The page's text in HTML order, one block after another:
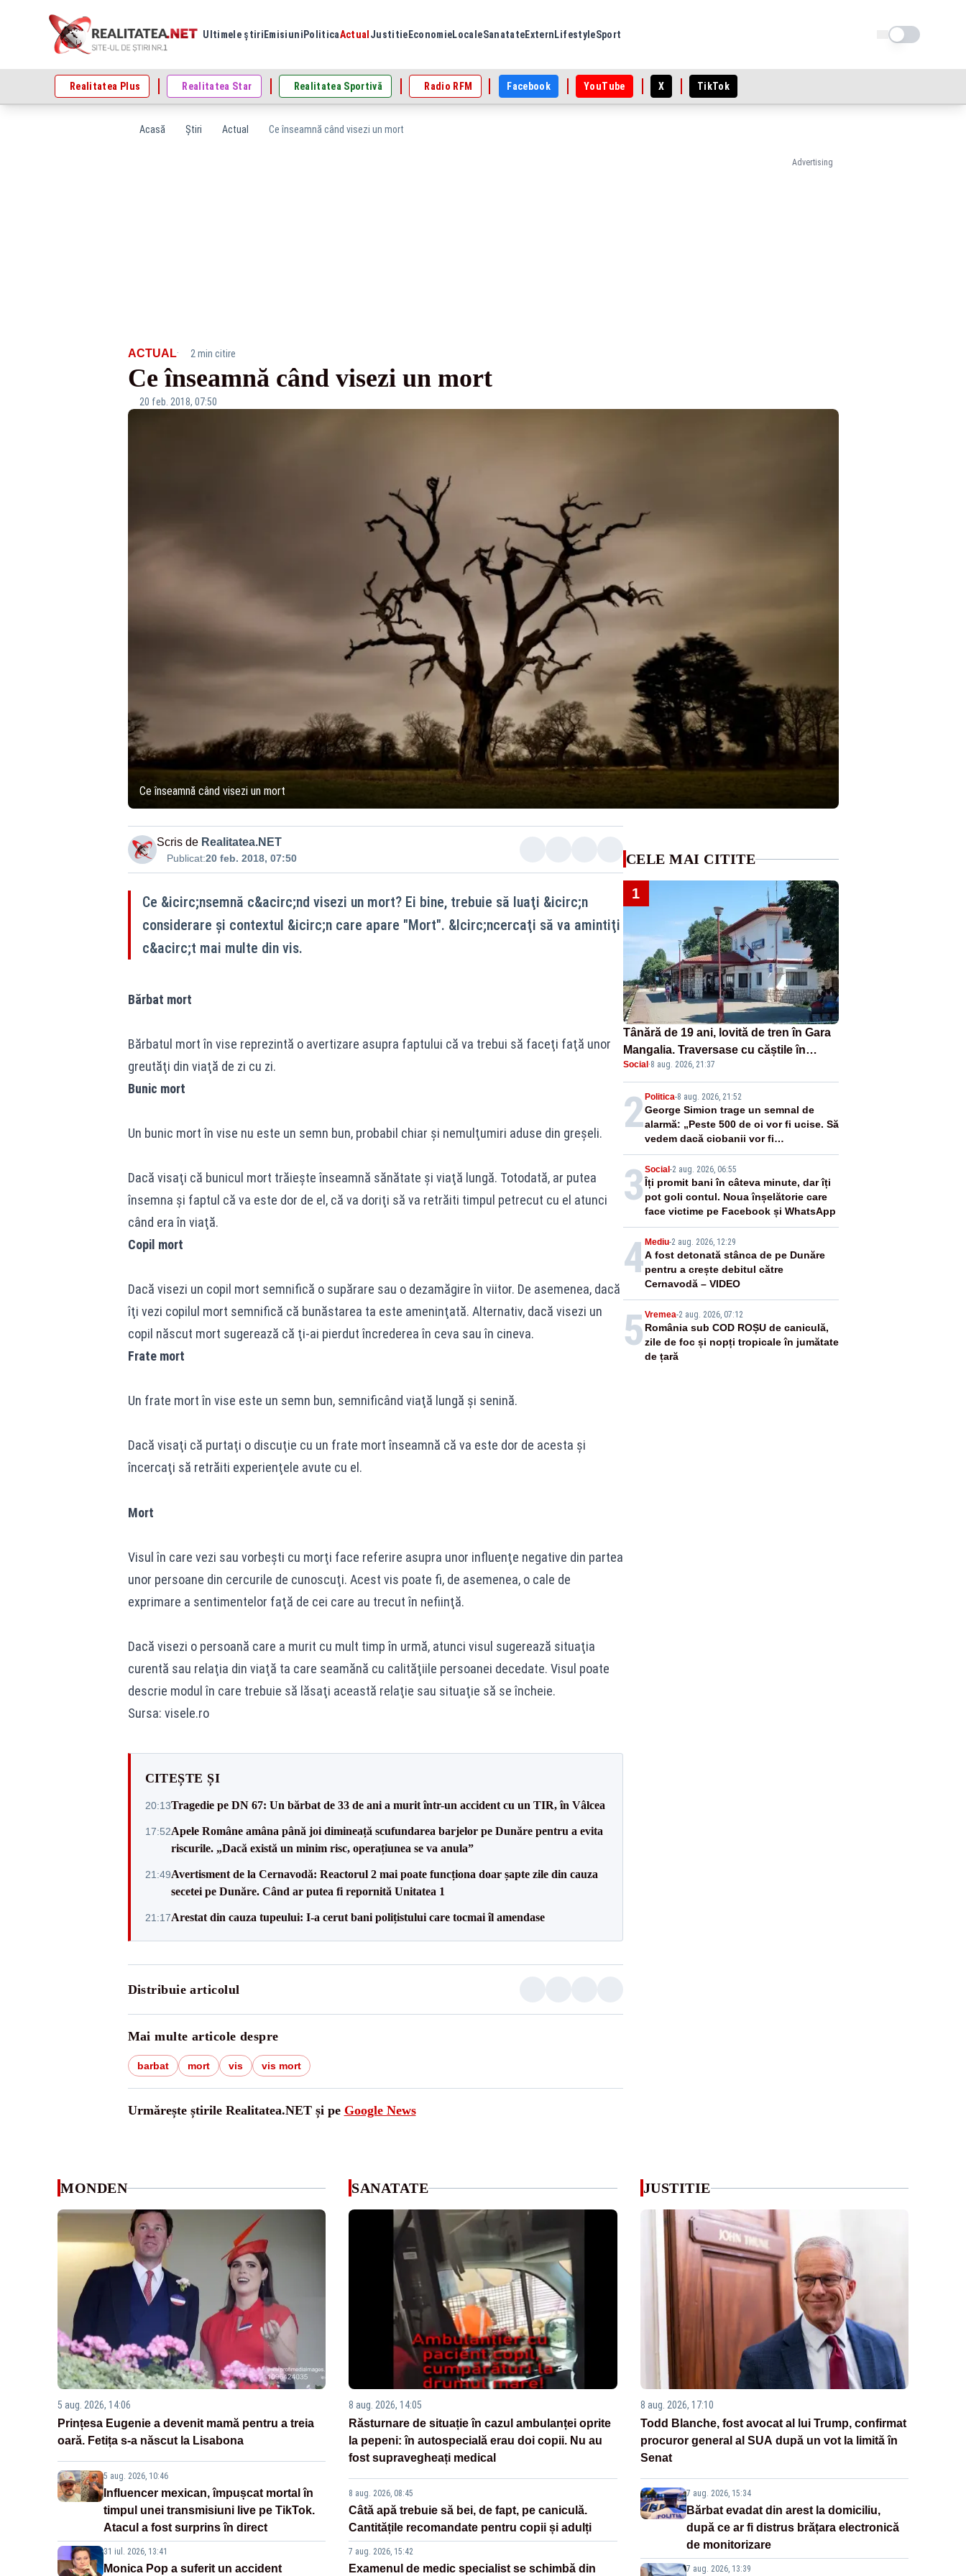
Ultimele știri Emisiuni PoliticaActual Justitie EconomieLocaleSanatateExtern LifestyleSport Schimba tema
Realitatea Plus Realitatea Star Realitatea Sportivă Radio RFM Facebook YouTube X TikTok
Acasă Știri Actual Ce înseamnă când visezi un mort
Advertising
ACTUAL· 2 min citire
Ce înseamnă când visezi un mort
20 feb. 2018, 07:50
Ce înseamnă când visezi un mort
Scris de Realitatea.NET
Publicat:20 feb. 2018, 07:50
Ce &icirc;nsemnă c&acirc;nd visezi un mort? Ei bine, trebuie să luaţi &icirc;n
considerare şi contextul &icirc;n care apare "Mort". &Icirc;ncercaţi să va amintiţi
c&acirc;t mai multe din vis.
Bărbat mort
Bărbatul mort în vise reprezintă o avertizare asupra faptului că va trebui să faceţi faţă unor
greutăţi din viaţă de zi cu zi.
Bunic mort
Un bunic mort în vise nu este un semn bun, probabil chiar şi nemulţumiri aduse din greşeli.
Dacă visaţi că bunicul mort trăieşte înseamnă sănătate şi viaţă lungă. Totodată, ar putea
însemna şi faptul că va este dor de el, că va doriţi să va retrăiti timpul petrecut cu el atunci
când era în viaţă.
Copil mort
Dacă visezi un copil mort semnifică o supărare sau o dezamăgire în viitor. De asemenea, dacă
îţi vezi copilul mort semnifică că bunăstarea ta este ameninţată. Alternativ, dacă visezi un
copil născut mort sugerează că ţi-ai pierdut încrederea în ceva sau în cineva.
Frate mort
Un frate mort în vise este un semn bun, semnificând viaţă lungă şi senină.
Dacă visaţi că purtaţi o discuţie cu un frate mort înseamnă că va este dor de acesta şi
încercaţi să retrăiti experienţele avute cu el.
Mort
Visul în care vezi sau vorbeşti cu morţi face referire asupra unor influenţe negative din partea
unor persoane din cercurile de cunoscuţi. Acest vis poate fi, de asemenea, o cale de
exprimare a sentimentelor faţă de cei care au trecut în nefiinţă.
Dacă visezi o persoană care a murit cu mult timp în urmă, atunci visul sugerează situaţia
curentă sau relaţia din viaţă ta care seamănă cu calităţiile persoanei decedate. Visul poate
descrie modul în care trebuie să lăsaţi această relaţie sau situaţie să se încheie.
Sursa: visele.ro
CITEȘTE ȘI
20:13Tragedie pe DN 67: Un bărbat de 33 de ani a murit într-un accident cu un TIR, în Vâlcea
17:52Apele Române amâna până joi dimineață scufundarea barjelor pe Dunăre pentru a evita
riscurile. „Dacă există un minim risc, operațiunea se va anula”
21:49Avertisment de la Cernavodă: Reactorul 2 mai poate funcționa doar șapte zile din cauza
secetei pe Dunăre. Când ar putea fi repornită Unitatea 1
21:17Arestat din cauza tupeului: I-a cerut bani polițistului care tocmai îl amendase
Distribuie articolul
Mai multe articole despre
barbat mort vis vis mort
Urmărește știrile Realitatea.NET și pe Google News
CELE MAI CITITE
1
Tânără de 19 ani, lovită de tren în Gara
Mangalia. Traversase cu căștile în
urechi liniile printr-un loc nepermis
Social ·8 aug. 2026, 21:37
2 Politica-8 aug. 2026, 21:52
George Simion trage un semnal de
alarmă: „Peste 500 de oi vor fi ucise. Să
vedem dacă ciobanii vor fi
despăgubiți”
3 Social -2 aug. 2026, 06:55
Îți promit bani în câteva minute, dar îți
pot goli contul. Noua înșelătorie care
face victime pe Facebook și WhatsApp
4 Mediu-2 aug. 2026, 12:29
A fost detonată stânca de pe Dunăre
pentru a crește debitul către
Cernavodă – VIDEO
5 Vremea-2 aug. 2026, 07:12
România sub COD ROȘU de caniculă,
zile de foc și nopți tropicale în jumătate
de țară
MONDEN
5 aug. 2026, 14:06
Prințesa Eugenie a devenit mamă pentru a treia
oară. Fetița s-a născut la Lisabona
5 aug. 2026, 10:46
Influencer mexican, împușcat mortal în
timpul unei transmisiuni live pe TikTok.
Atacul a fost surprins în direct
31 iul. 2026, 13:41
Monica Pop a suferit un accident
SANATATE
8 aug. 2026, 14:05
Răsturnare de situație în cazul ambulanței oprite
la pepeni: în autospecială erau doi copii. Nu au
fost supravegheați medical
8 aug. 2026, 08:45
Câtă apă trebuie să bei, de fapt, pe caniculă.
Cantitățile recomandate pentru copii și adulți
7 aug. 2026, 15:42
Examenul de medic specialist se schimbă din
JUSTITIE
8 aug. 2026, 17:10
Todd Blanche, fost avocat al lui Trump, confirmat
procuror general al SUA după un vot la limită în
Senat
7 aug. 2026, 15:34
Bărbat evadat din arest la domiciliu,
după ce ar fi distrus brățara electronică
de monitorizare
7 aug. 2026, 13:39